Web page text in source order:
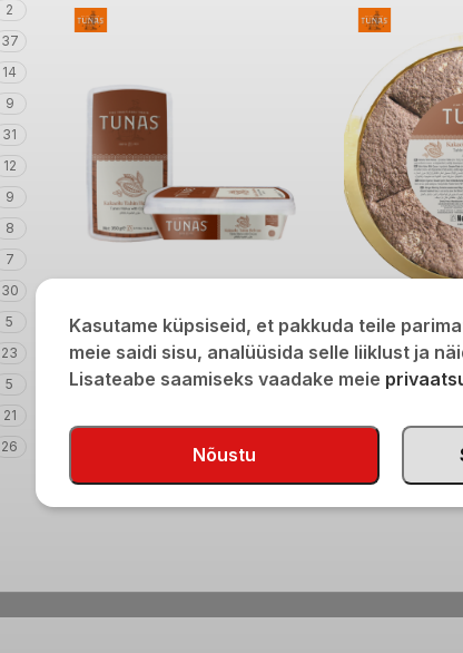
2
37
14
9
31
12
9
8
7
30
5
23
5
21
26
€4,90 € 75,00
Kasutame küpsiseid, et pakkuda teile
meie saidi sisu, analüüsida selle liiklust ja
Lisateabe saamiseks vaadake meie
Nõustu